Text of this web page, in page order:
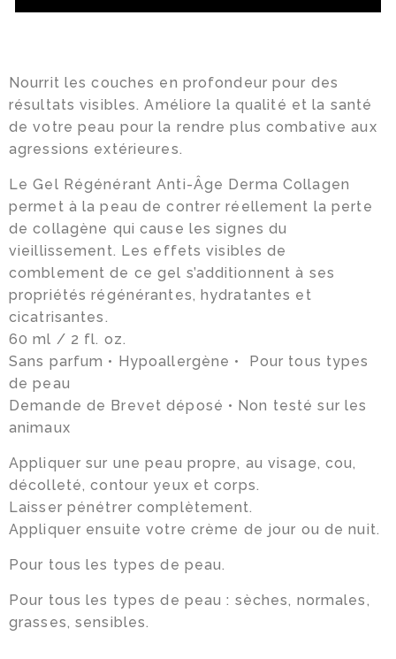
Nourrit les couches en profondeur pour des
résultats visibles. Améliore la qualité et la santé
de votre peau pour la rendre plus combative aux
agressions extérieures.
Le Gel Régénérant Anti-Âge Derma Collagen
permet à la peau de contrer réellement la perte
de collagène qui cause les signes du
vieillissement. Les effets visibles de
comblement de ce gel s’additionnent à ses
propriétés régénérantes, hydratantes et
cicatrisantes.
60 ml / 2 fl. oz.
Sans parfum • Hypoallergène • Pour tous types
de peau
Demande de Brevet déposé • Non testé sur les
animaux
Appliquer sur une peau propre, au visage, cou,
décolleté, contour yeux et corps.
Laisser pénétrer complètement.
Appliquer ensuite votre crème de jour ou de nuit.
Pour tous les types de peau.
Pour tous les types de peau : sèches, normales,
grasses, sensibles.
Facebook
Instagram